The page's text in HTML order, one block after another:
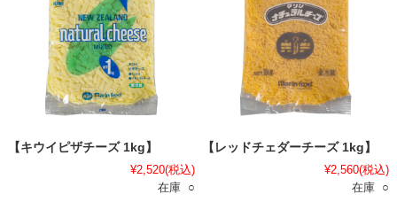
【キウイピザチーズ 1kg】
¥2,520(税込)
在庫 ○
【レッドチェダーチーズ 1kg】
¥2,560(税込)
在庫 ○